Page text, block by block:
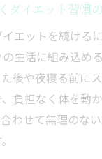
活用したダイエッ
初心者でも安心の
題のジム体験で始
く女性向けダイエ
ダイエット習慣
エットを続ける
生活に組み込め
後や夜寝る前に
負担なく体を動
わせて無理のな